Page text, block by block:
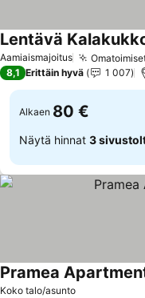
Aamiaismajoitus
Lentävä
8,1 Erittäin hyvä 1 007
Alkaen 80 €
Näytä hinnat 3
Koko talo/asunto
Pramea